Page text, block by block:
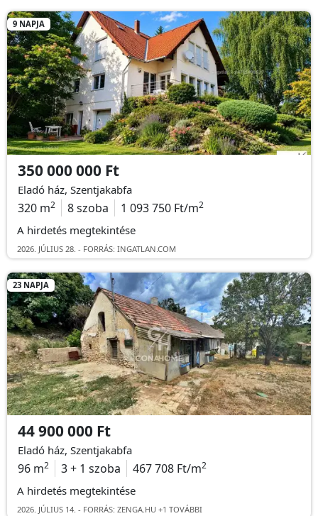
350 000 000 Ft
Eladó ház, Szentjakabfa
320 m2 8 szoba 1 093 750 Ft/m2
A hirdetés megtekintése
2026. JÚLIUS 28. - FORRÁS: INGATLAN.COM
9 NAPJA
44 900 000 Ft
Eladó ház, Szentjakabfa
96 m2 3 + 1 szoba 467 708 Ft/m2
A hirdetés megtekintése
2026. JÚLIUS 14. - FORRÁS: ZENGA.HU +1 TOVÁBBI
23 NAPJA